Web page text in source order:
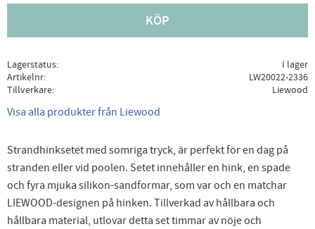
KÖP
Lagerstatus
I lager
Artikelnr
LW20022-2336
Tillverkare
Liewood
Visa alla produkter från Liewood
Strandhinksetet med somriga tryck, är perfekt för en dag på
stranden eller vid poolen. Setet innehåller en hink, en spade
och fyra mjuka silikon-sandformar, som var och en matchar
LIEWOOD-designen på hinken. Tillverkad av hållbara och
hållbara material, utlovar detta set timmar av nöje och